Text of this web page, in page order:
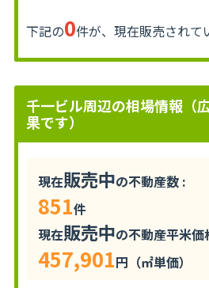
下記の0件が、現在販売されて
千一ビル周辺の相場情報（
果です）
現在販売中の不動産数 :
851件
現在販売中の不動産平米価
457,901円（㎡単価）